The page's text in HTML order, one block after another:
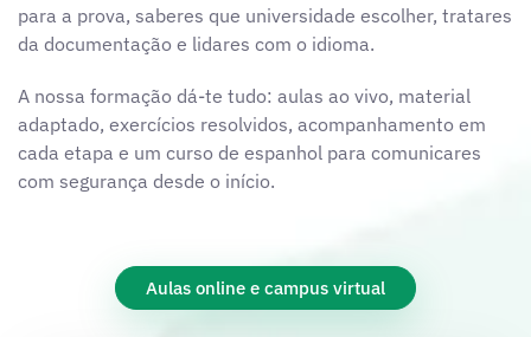
para a prova, saberes que universidade escolher, tratares
da documentação e lidares com o idioma.
A nossa formação dá-te tudo: aulas ao vivo, material
adaptado, exercícios resolvidos, acompanhamento em
cada etapa e um curso de espanhol para comunicares
com segurança desde o início.
Aulas online e campus virtual